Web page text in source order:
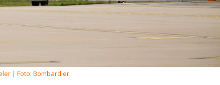
| Foto: Bombardier